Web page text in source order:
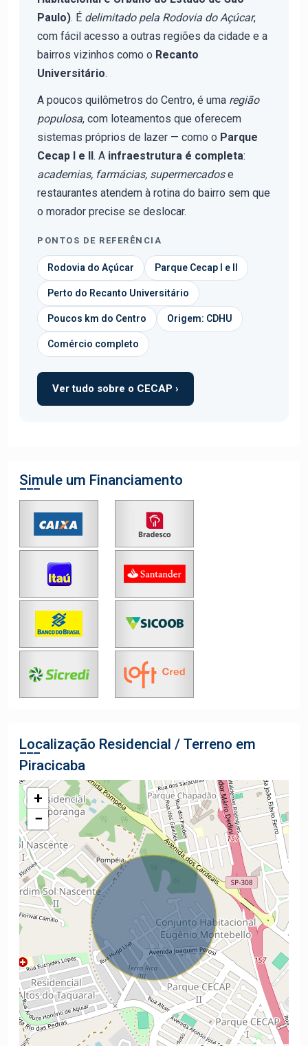
Paulo). É delimitado pela Rodovia do Açúcar,
com fácil acesso a outras regiões da cidade e a
bairros vizinhos como o Recanto
Universitário.
A poucos quilômetros do Centro, é uma região
populosa, com loteamentos que oferecem
sistemas próprios de lazer — como o Parque
Cecap I e II. A infraestrutura é completa:
academias, farmácias, supermercadose
restaurantes atendem à rotina do bairro sem que
o morador precise se deslocar.
PONTOS DE REFERÊNCIA
Rodovia do Açúcar Parque Cecap I e II
Perto do Recanto Universitário
Poucos km do Centro Origem: CDHU
Comércio completo
Ver tudo sobre o CECAP ›
Simule um Financiamento
Localização Residencial / Terreno em
Piracicaba
+
−